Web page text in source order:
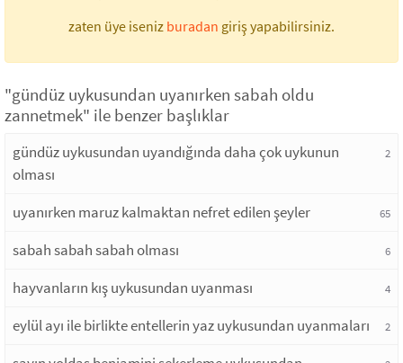
zaten üye iseniz buradan giriş yapabilirsiniz.
"gündüz uykusundan uyanırken sabah oldu
zannetmek" ile benzer başlıklar
gündüz uykusundan uyandığında daha çok uykunun
olması
2
uyanırken maruz kalmaktan nefret edilen şeyler 65
sabah sabah sabah olması 6
hayvanların kış uykusundan uyanması 4
eylül ayı ile birlikte entellerin yaz uykusundan uyanmaları 2